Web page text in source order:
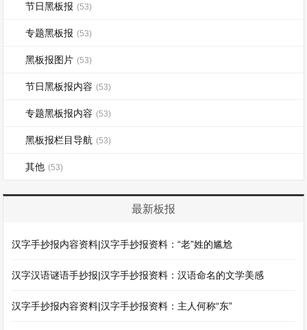
节日黑板报 (53)
专题黑板报 (53)
黑板报图片 (53)
节日黑板报内容 (53)
专题黑板报内容 (53)
黑板报栏目导航 (53)
其他 (53)
最新板报
汉字手抄报内容资料|汉字手抄报资料：“老”姓的尴尬
汉字汉语谜语手抄报|汉字手抄报资料：汉语命名的文学美感
汉字手抄报内容资料|汉字手抄报资料：主人何称“东”